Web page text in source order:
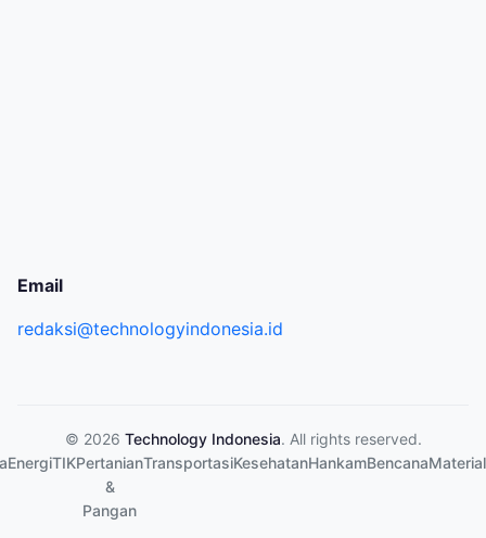
Email
redaksi@technologyindonesia.id
© 2026 Technology Indonesia. All rights reserved.
EnergiTIKPertanian
&
Pangan
TransportasiKesehatanHankamBencanaMaterial